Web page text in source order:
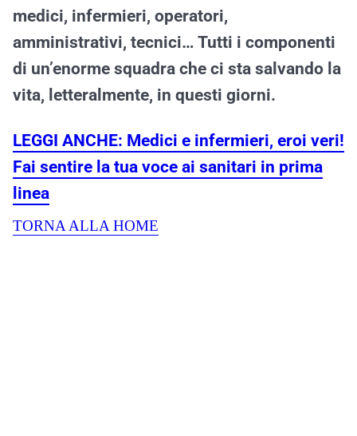
medici, infermieri, operatori,
amministrativi, tecnici… Tutti i componenti
di un’enorme squadra che ci sta salvando la
vita, letteralmente, in questi giorni.
LEGGI ANCHE: Medici e infermieri, eroi veri!
Fai sentire la tua voce ai sanitari in prima
linea
TORNA ALLA HOME